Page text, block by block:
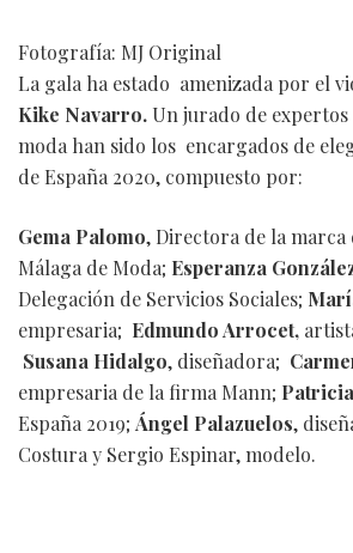
Fotografía: MJ Original
La gala ha estado amenizada por el
Kike Navarro. Un jurado de
moda han sido los encargados de
de España 2020, compuesto por:
Gema Palomo, Directora de la marca
Málaga de Moda; Esperanza
Delegación de Servicios Sociales;
empresaria; Edmundo Arrocet,
Susana Hidalgo, diseñadora;
empresaria de la firma Mann;
España 2019; Ángel Palazuelos,
Costura y Sergio Espinar, modelo.